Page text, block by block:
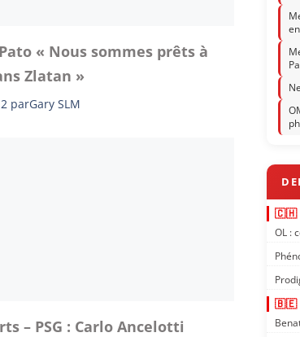
« Nous sommes prêts à
Zlatan »
parGary SLM
– PSG : Carlo Ancelotti
🇨🇭
OL :
🇧🇪